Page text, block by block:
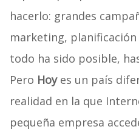
hacerlo: grandes
marketing,
todo ha sido posible,
Pero Hoyes un país
realidad en la que
pequeña empresa